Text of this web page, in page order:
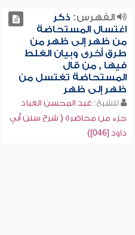
الفهرس: ذكر
اغتسال المستحاضة
من ظهر إلى ظهر من
طرق أخرى وبيان الغلط
فيها , من قال
المستحاضة تغتسل من
ظهر إلى ظهر
للشيخ: عبد المحسن العباد
جزء من محاضرة ( شرح سنن أبي
داود [046])